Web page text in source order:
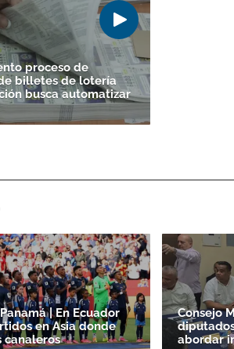
proceso de
billetes de lotería
busca automatizar
| En Ecuador
en Asia donde
canaleros
Consejo
abordar